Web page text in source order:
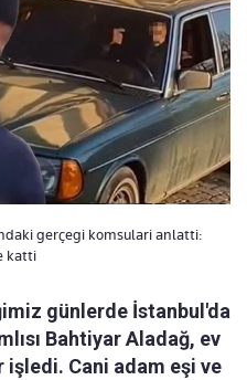
gerçegi komsulari anlatti:
katti
günlerde İstanbul'da
Bahtiyar Aladağ, ev
Cani adam eşi ve